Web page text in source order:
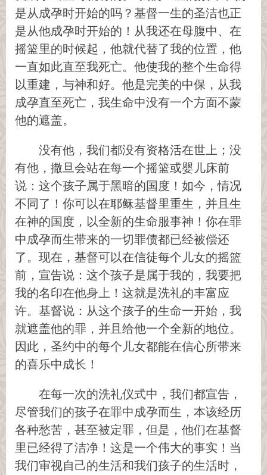
是从成孕时开始的吗？基督一生的圣洁也正
是从他成孕时开始的！从我还在母腹中、在
摇篮里的时候起，他就代替了我的位置，他
一直如此直至我死亡。他使我的整个生命得
以重建，与神和好。他是完美的中保，从我
成孕直至死亡，我生命中没有一个方面不蒙
他的遮盖。
没有他，我们都没有资格活在世上；没
有他，撒旦会站在每一个摇篮或婴儿床前
说：这个孩子属于黑暗的国度！如今，情况
不同了！你可以在耶稣基督里重生，并且生
在神的国度，以全新的生命服事神！你在罪
中成孕而生带来的一切罪债都已经被偿还
了。现在，基督可以在信徒每个儿女的摇篮
前，宣告说：这个孩子是属于我的，我要把
我的名印在他身上！这就是洗礼的丰富应
许。基督说：从这个孩子的生命一开始，我
就遮盖他的罪，并且给他一个全新的地位。
因此，圣约中的每个儿女都能在信心所带来
的喜乐中成长！
在每一次的洗礼仪式中，我们都宣告，
尽管我们的孩子在罪中成孕而生，本该经历
各种愁苦，甚至被定罪，但是，他们在基督
里已经得了洁净！这是一个伟大的事实！当
我们审视自己的生活和我们孩子的生活时，